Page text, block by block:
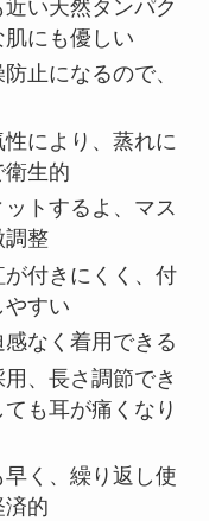
い天然タンパク
にも優しい
止になるので、
により、蒸れに
衛生的
トするよ、マス
調整
付きにくく、付
やすい
なく着用できる
、長さ調節でき
も耳が痛くなり
く、繰り返し使
済的